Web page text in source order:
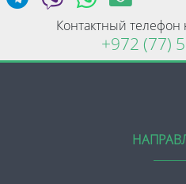
Контактный
+972 (77)